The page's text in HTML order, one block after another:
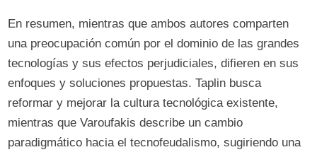
En resumen, mientras que ambos autores comparten
una preocupación común por el dominio de las grandes
tecnologías y sus efectos perjudiciales, difieren en sus
enfoques y soluciones propuestas. Taplin busca
reformar y mejorar la cultura tecnológica existente,
mientras que Varoufakis describe un cambio
paradigmático hacia el tecnofeudalismo, sugiriendo una